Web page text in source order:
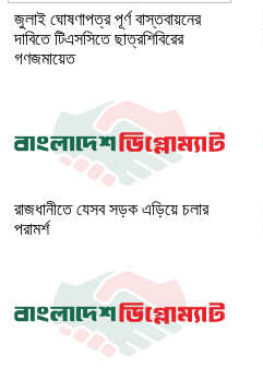
জুলাই ঘোষণাপত্র পূর্ণ বাস্তবায়নের
দাবিতে টিএসসিতে ছাত্রশিবিরের
গণজমায়েত
রাজধানীতে যেসব সড়ক এড়িয়ে চলার
পরামর্শ